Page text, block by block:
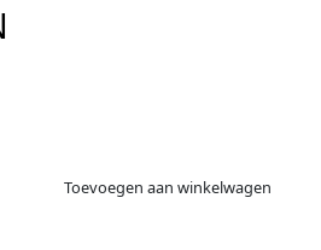
Toevoegen aan winkelwagen